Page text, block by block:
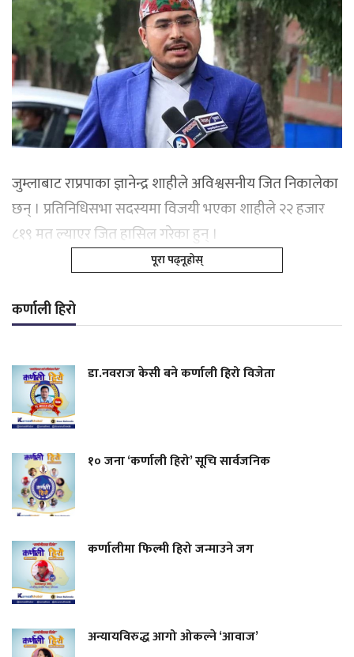
जुम्लाबाट राप्रपाका ज्ञानेन्द्र शाहीले अविश्वसनीय जित निकालेका
छन् । प्रतिनिधिसभा सदस्यमा विजयी भएका शाहीले २२ हजार
८१९ मत ल्याएर जित हासिल गरेका हुन् ।
पूरा पढ्नूहोस्
कर्णाली हिरो
डा.नवराज केसी बने कर्णाली हिरो विजेता
१० जना ‘कर्णाली हिरो’ सूचि सार्वजनिक
कर्णालीमा फिल्मी हिरो जन्माउने जग
अन्यायविरुद्ध आगो ओकल्ने ‘आवाज’